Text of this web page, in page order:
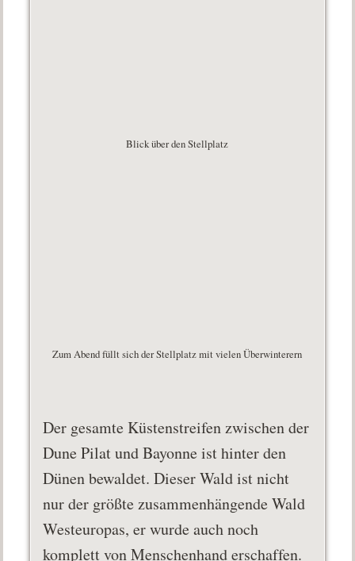
Blick über den Stellplatz
Zum Abend füllt sich der Stellplatz mit vielen Überwinterern
Der gesamte Küstenstreifen zwischen der
Dune Pilat und Bayonne ist hinter den
Dünen bewaldet. Dieser Wald ist nicht
nur der größte zusammenhängende Wald
Westeuropas, er wurde auch noch
komplett von Menschenhand erschaffen.